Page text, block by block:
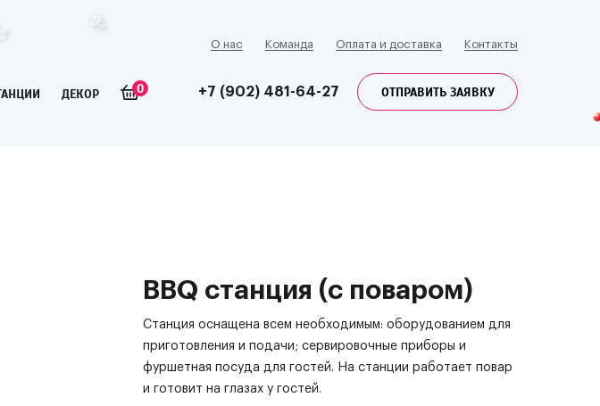
ДЕКОР 0
О нас Команда Оплата и доставка Контакты
+7 (902) 481-64-27 ОТПРАВИТЬ ЗАЯВКУ
BBQ станция (с поваром)
Станция оснащена всем необходимым: оборудованием для
приготовления и подачи; сервировочные приборы и
фуршетная посуда для гостей. На станции работает повар
и готовит на глазах у гостей.